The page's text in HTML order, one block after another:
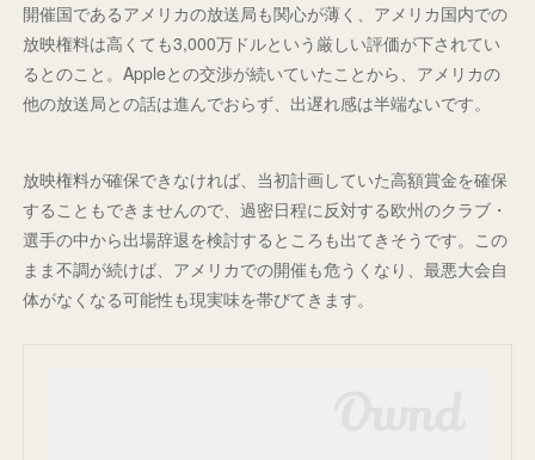
開催国であるアメリカの放送局も関心が薄く、アメリカ国内での
放映権料は高くても3,000万ドルという厳しい評価が下されてい
るとのこと。Appleとの交渉が続いていたことから、アメリカの
他の放送局との話は進んでおらず、出遅れ感は半端ないです。
放映権料が確保できなければ、当初計画していた高額賞金を確保
することもできませんので、過密日程に反対する欧州のクラブ・
選手の中から出場辞退を検討するところも出てきそうです。この
まま不調が続けば、アメリカでの開催も危うくなり、最悪大会自
体がなくなる可能性も現実味を帯びてきます。